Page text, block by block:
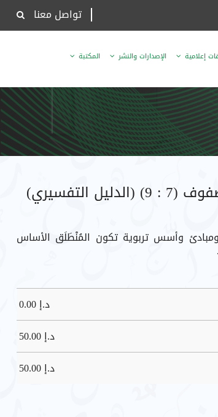
تواصل معنا
إعلامية الإصدارات والنشر المكتبة
التفسيري)
وأسس تربوية تكون المُنْطَلَق الأساس
د.إ0.00
د.إ50.00
د.إ50.00